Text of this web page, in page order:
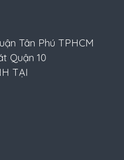
Tân Phú TPHCM
Quận 10
TẠI